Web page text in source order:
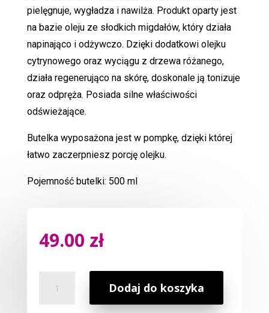
pielęgnuje, wygładza i nawilża. Produkt oparty jest
na bazie oleju ze słodkich migdałów, który działa
napinająco i odżywczo. Dzięki dodatkowi olejku
cytrynowego oraz wyciągu z drzewa różanego,
działa regenerująco na skórę, doskonale ją tonizuje
oraz odpręża. Posiada silne właściwości
odświeżające.
Butelka wyposażona jest w pompkę, dzięki której
łatwo zaczerpniesz porcję olejku.
Pojemność butelki: 500 ml
49.00 zł
Olejek
Dodaj do koszyka